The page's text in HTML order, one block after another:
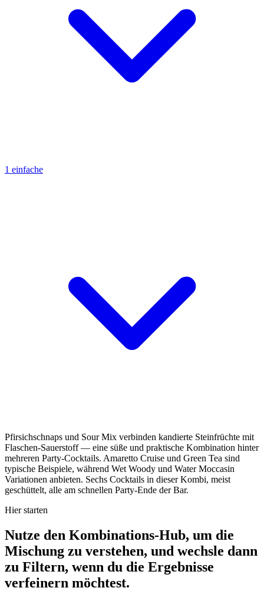
1 einfache
Pfirsichschnaps und Sour Mix verbinden kandierte Steinfrüchte mit
Flaschen-Sauerstoff — eine süße und praktische Kombination hinter
mehreren Party-Cocktails. Amaretto Cruise und Green Tea sind
typische Beispiele, während Wet Woody und Water Moccasin
Variationen anbieten. Sechs Cocktails in dieser Kombi, meist
geschüttelt, alle am schnellen Party-Ende der Bar.
Hier starten
Nutze den Kombinations-Hub, um die
Mischung zu verstehen, und wechsle dann
zu Filtern, wenn du die Ergebnisse
verfeinern möchtest.